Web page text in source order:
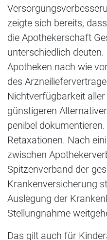
zeigte sich bereits,
die Apothekerschaft
unterschiedlich
Apotheken nach wie
des
Nichtverfügbarkeit
günstigeren
penibel
Retaxationen. Nach
zwischen
Spitzenverband der
Krankenversicherung
Auslegung der
Stellungnahme
Das gilt auch für